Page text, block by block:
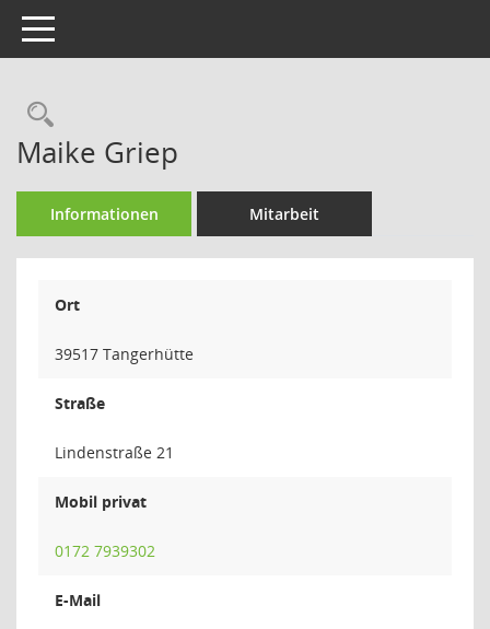
Toggle navigation
Rechercheauswahl
Maike Griep
Informationen Mitarbeit
Ort
39517 Tangerhütte
Straße
Lindenstraße 21
Mobil privat
0172 7939302
E-Mail